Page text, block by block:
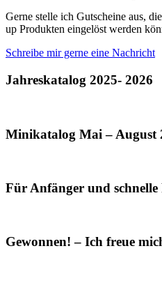
Gerne stelle ich Gutscheine aus,
up Produkten eingelöst werden
Schreibe mir gerne eine Nachricht
Jahreskatalog 2025- 2026
Minikatalog Mai – August
Für Anfänger und schnelle
Gewonnen! – Ich freue